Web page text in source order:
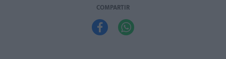
COMPARTIR
 